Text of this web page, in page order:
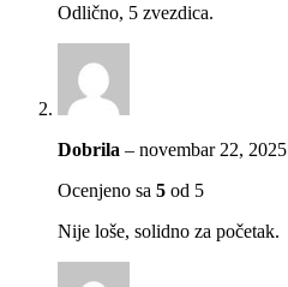
Odlično, 5 zvezdica.
Dobrila – novembar 22, 2025
Ocenjeno sa 5 od 5
Nije loše, solidno za početak.